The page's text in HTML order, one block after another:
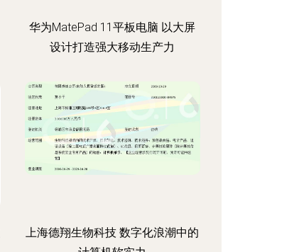
华为MatePad 11平板电脑 以大屏
设计打造强大移动生产力
上海德翔生物科技 数字化浪潮中的